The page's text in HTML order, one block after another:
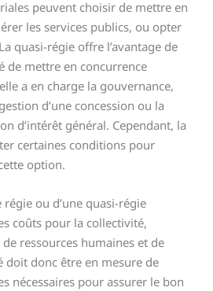
peuvent choisir de mettre en
les services publics, ou opter
quasi-régie offre l’avantage de
de mettre en concurrence
a en charge la gouvernance,
d’une concession ou la
d’intérêt général. Cependant, la
certaines conditions pour
option.
régie ou d’une quasi-régie
coûts pour la collectivité,
ressources humaines et de
doit donc être en mesure de
nécessaires pour assurer le bon